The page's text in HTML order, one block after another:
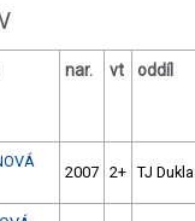
nar. vt oddíl
2007 2+ TJ Dukla